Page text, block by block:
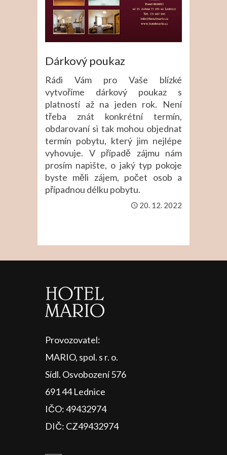
Dárkový poukaz
Rádi Vám pro Vaše blízké
vytvoříme dárkový poukaz s
platností až na jeden rok. Není
třeba znát konkrétní termín,
obdarovaní si tak mohou objednat
termín pobytu, který jim nejlépe
vyhovuje. V případě zájmu nám
prosím napište, o jaký typ pokoje
byste měli zájem, počet osob a
případnou délku pobytu.
20. 12. 2022
Provozovatel:
MARIO, spol. s r. o.
Sídl. Osvobození 576
691 44 Lednice
IČO: 49432974
DIČ: CZ49432974